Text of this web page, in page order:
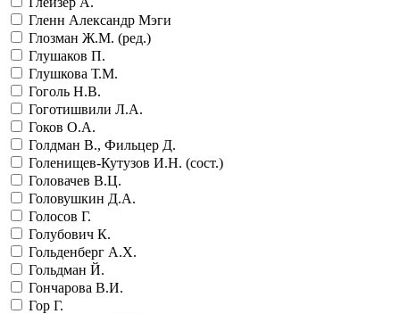
Гленн Александр Мэги
Глозман Ж.М. (ред.)
Глушаков П.
Глушкова Т.М.
Гоголь Н.В.
Гоготишвили Л.А.
Гоков О.А.
Голдман В., Фильцер Д.
Голенищев-Кутузов И.Н. (сост.)
Головачев В.Ц.
Головушкин Д.А.
Голосов Г.
Голубович К.
Гольденберг А.Х.
Гольдман Й.
Гончарова В.И.
Гор Г.